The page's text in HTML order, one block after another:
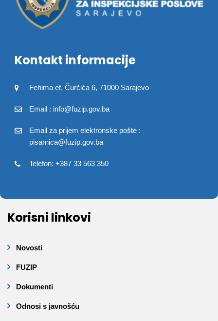
Kontakt informacije
Fehima ef. Čurčića 6, 71000 Sarajevo
Email : info@fuzip.gov.ba
Email za prijem elektronske pošte :
pisarnica@fuzip.gov.ba
Telefon: +387 33 563 350
Korisni linkovi
Novosti
FUZIP
Dokumenti
Odnosi s javnošću